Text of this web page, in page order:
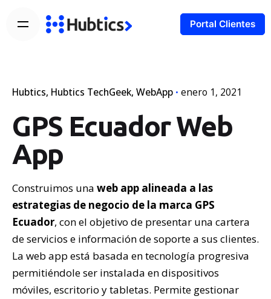
Portal Clientes
Hubtics Hubtics TechGeek WebApp enero 1, 2021
GPS Ecuador Web
App
Construimos una web app alineada a las
estrategias de negocio de la marca GPS
Ecuador, con el objetivo de presentar una cartera
de servicios e información de soporte a sus clientes.
La web app está basada en tecnología progresiva
permitiéndole ser instalada en dispositivos
móviles, escritorio y tabletas. Permite gestionar